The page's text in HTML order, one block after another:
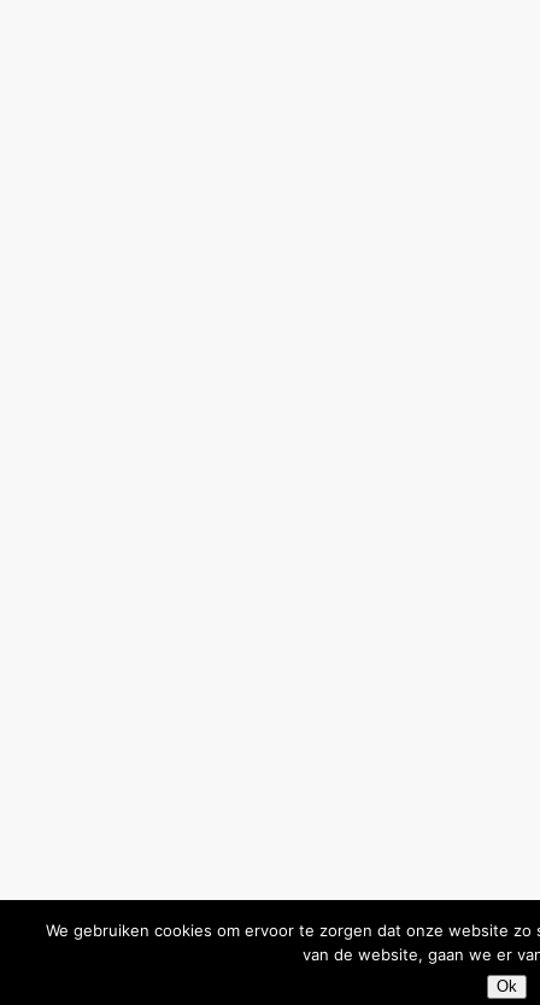
We gebruiken cookies om ervoor te zorgen dat onze website
van de website, gaan we er
Ok